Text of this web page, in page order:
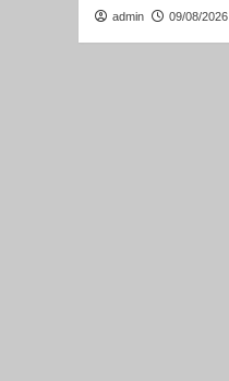
admin 09/08/2026